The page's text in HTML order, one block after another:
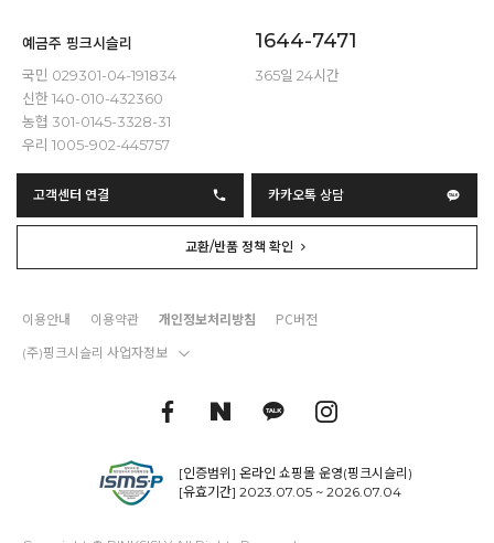
예금주 핑크시슬리
국민 029301-04-191834
신한 140-010-432360
농협 301-0145-3328-31
우리 1005-902-445757
1644-7471
365일 24시간
고객센터 연결 카카오톡 상담
교환/반품 정책 확인
이용안내 이용약관 개인정보처리방침 PC버전
(주)핑크시슬리 사업자정보
[인증범위] 온라인 쇼핑몰 운영(핑크시슬리)
[유효기간] 2023.07.05 ~ 2026.07.04